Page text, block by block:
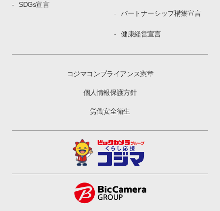
SDGs宣言
パートナーシップ構築宣言
健康経営宣言
コジマコンプライアンス憲章
個人情報保護方針
労働安全衛生